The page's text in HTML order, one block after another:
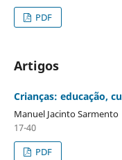
PDF
Artigos
Crianças: educação,
Manuel Jacinto Sarmento
17-40
PDF